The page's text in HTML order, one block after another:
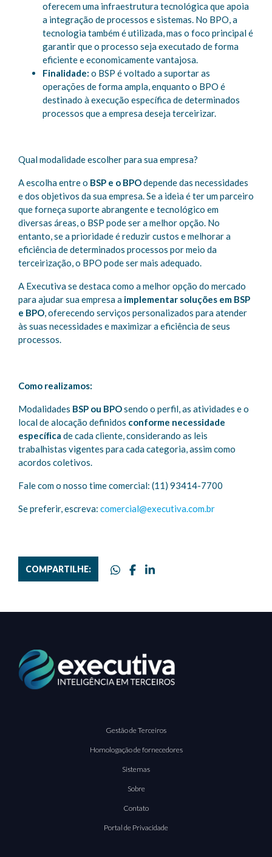
oferecem uma infraestrutura tecnológica que apoia
a integração de processos e sistemas. No BPO, a
tecnologia também é utilizada, mas o foco principal é
garantir que o processo seja executado de forma
eficiente e economicamente vantajosa.
Finalidade: o BSP é voltado a suportar as
operações de forma ampla, enquanto o BPO é
destinado à execução específica de determinados
processos que a empresa deseja terceirizar.
Qual modalidade escolher para sua empresa?
A escolha entre o BSP e o BPOdepende das necessidades
e dos objetivos da sua empresa. Se a ideia é ter um parceiro
que forneça suporte abrangente e tecnológico em
diversas áreas, o BSP pode ser a melhor opção. No
entanto, se a prioridade é reduzir custos e melhorar a
eficiência de determinados processos por meio da
terceirização, o BPO pode ser mais adequado.
A Executiva se destaca como a melhor opção do mercado
para ajudar sua empresa a implementar soluções em BSP
e BPO, oferecendo serviços personalizados para atender
às suas necessidades e maximizar a eficiência de seus
processos.
Como realizamos:
Modalidades BSP ou BPOsendo o perfil, as atividades e o
local de alocação definidos conforme necessidade
especíﬁca de cada cliente, considerando as leis
trabalhistas vigentes para cada categoria, assim como
acordos coletivos.
Fale com o nosso time comercial: (11) 93414-7700
Se preferir, escreva: comercial@executiva.com.br
COMPARTILHE:
Gestão de Terceiros
Homologação de fornecedores
Sistemas
Sobre
Contato
Portal de Privacidade